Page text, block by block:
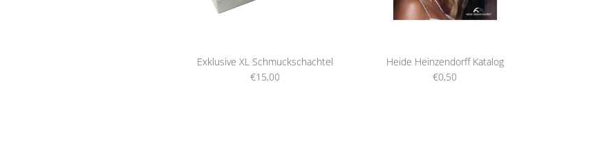
Exklusive XL Schmuckschachtel
€15,00
Heide Heinzendorff Katalog
€0,50